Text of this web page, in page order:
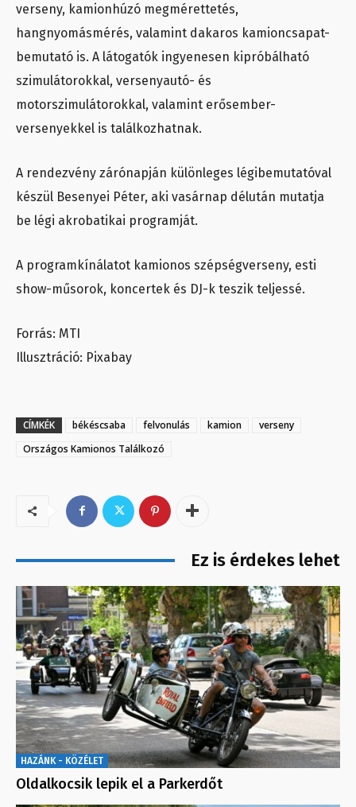
verseny, kamionhúzó megmérettetés,
hangnyomásmérés, valamint dakaros kamioncsapat-
bemutató is. A látogatók ingyenesen kipróbálható
szimulátorokkal, versenyautó- és
motorszimulátorokkal, valamint erősember-
versenyekkel is találkozhatnak.
A rendezvény zárónapján különleges légibemutatóval
készül Besenyei Péter, aki vasárnap délután mutatja
be légi akrobatikai programját.
A programkínálatot kamionos szépségverseny, esti
show-műsorok, koncertek és DJ-k teszik teljessé.
Forrás: MTI
Illusztráció: Pixabay
CÍMKÉK békéscsaba felvonulás kamion
verseny
Országos Kamionos Találkozó
Ez is érdekes lehet
HAZÁNK - KÖZÉLET
Oldalkocsik lepik el a Parkerdőt